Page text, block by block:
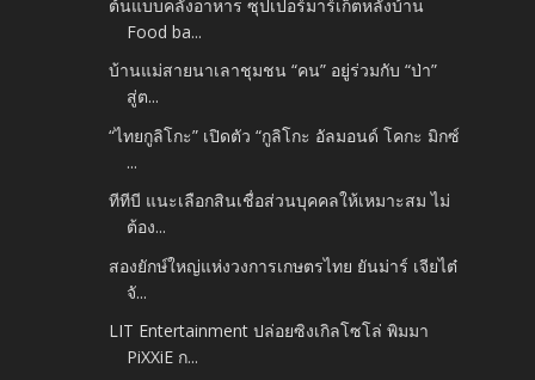
ต้นแบบคลังอาหาร ซุปเปอร์มาร์เก็ตหลังบ้าน
Food ba...
บ้านแม่สายนาเลาชุมชน “คน” อยู่ร่วมกับ “ป่า”
สู่ต...
“ไทยกูลิโกะ” เปิดตัว “กูลิโกะ อัลมอนด์ โคกะ มิกซ์
...
ทีทีบี แนะเลือกสินเชื่อส่วนบุคคลให้เหมาะสม ไม่
ต้อง...
สองยักษ์ใหญ่แห่งวงการเกษตรไทย ยันม่าร์ เจียไต๋
จั...
LIT Entertainment ปล่อยซิงเกิลโซโล่ พิมมา
PiXXiE ก...